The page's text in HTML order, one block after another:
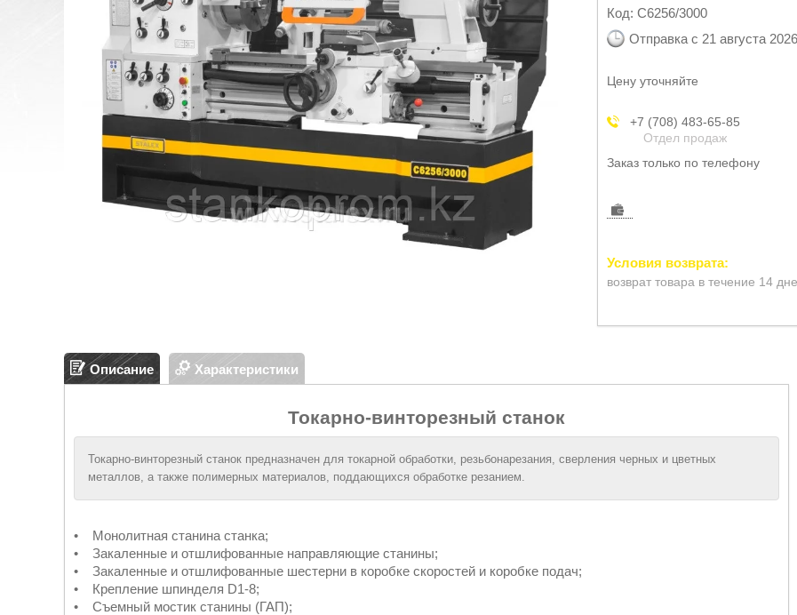
Код: C6256/3000
Отправка с 21 августа 2026
Цену уточняйте
+7 (708) 483-65-85
Отдел продаж
Заказ только по телефону
возврат товара в течение 14
Описание Характеристики
Токарно-винторезный станок
Токарно-винторезный станок предназначен для токарной обработки, резьбонарезания, сверления черных и цветных
металлов, а также полимерных материалов, поддающихся обработке резанием.
• Монолитная станина станка;
• Закаленные и отшлифованные направляющие станины;
• Закаленные и отшлифованные шестерни в коробке скоростей и коробке подач;
• Крепление шпинделя D1-8;
• Съемный мостик станины (ГАП);